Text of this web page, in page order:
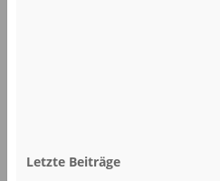
Letzte Beiträge